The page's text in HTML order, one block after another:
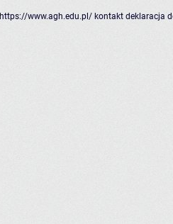
https://www.agh.edu.pl/ kontakt deklaracja